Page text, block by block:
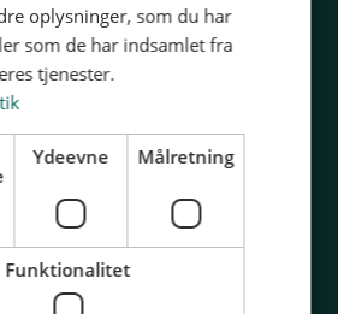
Information
Kontakt os
Om SUS
Blanketter
oplysninger, som du har
som de har indsamlet fra
tjenester.
Ydeevne Målretning
Funktionalitet